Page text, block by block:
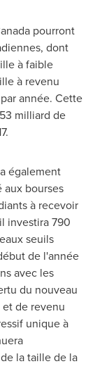
pourront
dont
à faible
à revenu
année. Cette
milliard de
également
aux bourses
à recevoir
investira 790
seuils
de l'année
avec les
du nouveau
de revenu
unique à
la taille de la